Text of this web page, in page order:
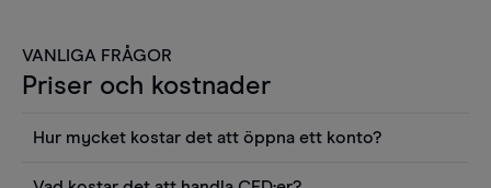
VANLIGA FRÅGOR
Priser och kostnader
Hur mycket kostar det att öppna ett konto?